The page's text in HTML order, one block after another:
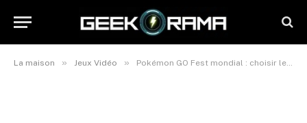
La maison » Jeux Vidéo » Pokémon GO Fest mondial : choisir le chemin de l’épée ou du bouclier ?